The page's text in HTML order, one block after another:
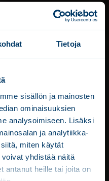
Tietoja
sisällön ja mainosten
ominaisuuksien
analysoimiseen. Lisäksi
ja analytiikka-
miten käytät
yhdistää näitä
antanut heille tai joita on